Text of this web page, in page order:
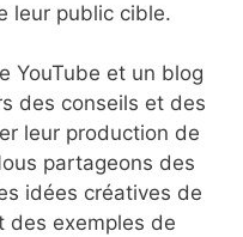
leur public cible.
YouTube et un blog
des conseils et des
leur production de
partageons des
idées créatives de
des exemples de